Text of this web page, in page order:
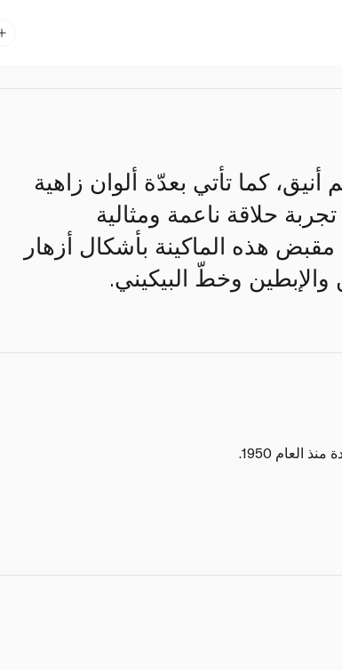
أنيق، كما تأتي بعدّة ألوان زاهية
حلاقة ناعمة ومثالية
هذه الماكينة بأشكال أزهار
والإبطين وخطّ البيكيني.
1950.